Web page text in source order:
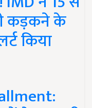
कड़कने के
किया